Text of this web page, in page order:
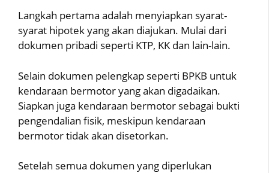
Langkah pertama adalah menyiapkan syarat-
syarat hipotek yang akan diajukan. Mulai dari
dokumen pribadi seperti KTP, KK dan lain-lain.
Selain dokumen pelengkap seperti BPKB untuk
kendaraan bermotor yang akan digadaikan.
Siapkan juga kendaraan bermotor sebagai bukti
pengendalian fisik, meskipun kendaraan
bermotor tidak akan disetorkan.
Setelah semua dokumen yang diperlukan